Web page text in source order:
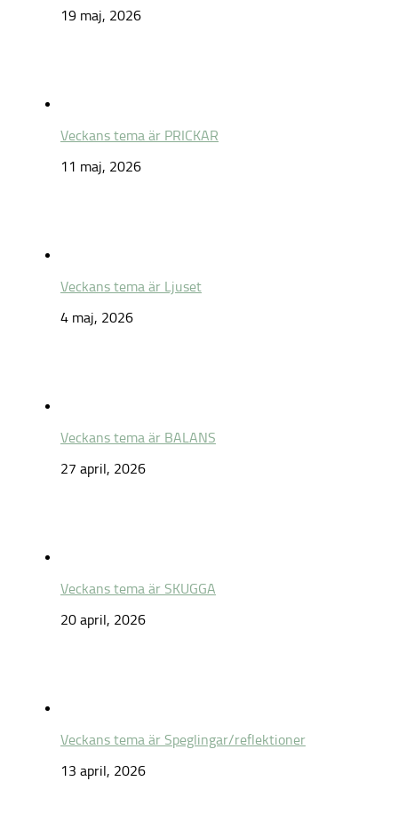
19 maj, 2026
Veckans tema är PRICKAR
11 maj, 2026
Veckans tema är Ljuset
4 maj, 2026
Veckans tema är BALANS
27 april, 2026
Veckans tema är SKUGGA
20 april, 2026
Veckans tema är Speglingar/reflektioner
13 april, 2026